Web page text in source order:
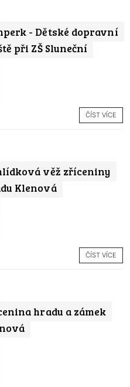
- Dětské dopravní
při ZŠ Sluneční
ČÍST VÍCE
věž zříceniny
Klenová
ČÍST VÍCE
hradu a zámek